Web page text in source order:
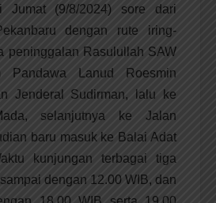
Jumat (9/8/2024) sore dari
dengan rute iring-
peninggalan Rasulullah SAW
Lanud Roesmin
Jenderal Sudirman, lalu ke
selanjutnya ke Jalan
baru masuk ke Balai Adat
kunjungan terbagai tiga
dengan 12.00 WIB, dan